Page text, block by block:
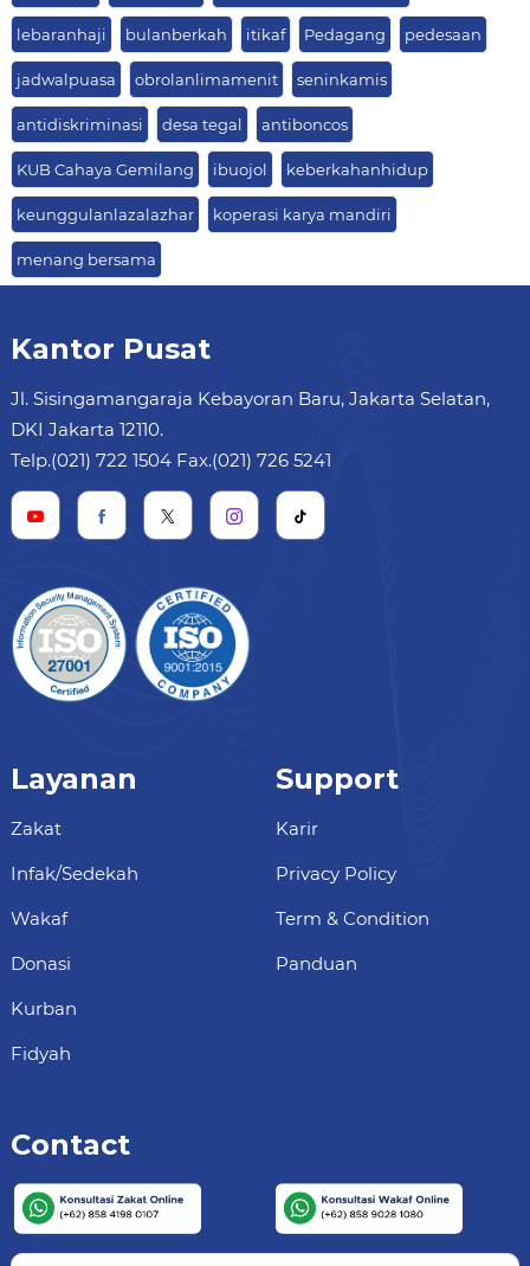
lebaranhaji bulanberkah itikaf Pedagang pedesaan
jadwalpuasa obrolanlimamenit seninkamis
antidiskriminasi desa tegal antiboncos
KUB Cahaya Gemilang ibuojol keberkahanhidup
keunggulanlazalazhar koperasi karya mandiri
menang bersama
Kantor Pusat
Jl. Sisingamangaraja Kebayoran Baru, Jakarta Selatan,
DKI Jakarta 12110.
Telp.(021) 722 1504 Fax.(021) 726 5241
Layanan
Zakat
Infak/Sedekah
Wakaf
Donasi
Kurban
Fidyah
Support
Karir
Privacy Policy
Term & Condition
Panduan
Contact